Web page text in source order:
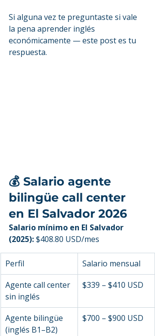
Si alguna vez te preguntaste si vale
la pena aprender inglés
económicamente — este post es tu
respuesta.
💰 Salario agente
bilingüe call center
en El Salvador 2026
Salario mínimo en El Salvador
(2025): $408.80 USD/mes
Perfil
Salario mensual
Agente call center
sin inglés
$339 – $410 USD
Agente bilingüe
(inglés B1–B2)
$700 – $900 USD